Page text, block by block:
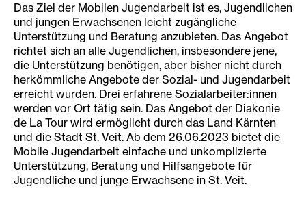
Das Ziel der Mobilen Jugendarbeit ist es, Jugendlichen
und jungen Erwachsenen leicht zugängliche
Unterstützung und Beratung anzubieten. Das Angebot
richtet sich an alle Jugendlichen, insbesondere jene,
die Unterstützung benötigen, aber bisher nicht durch
herkömmliche Angebote der Sozial- und Jugendarbeit
erreicht wurden. Drei erfahrene Sozialarbeiter:innen
werden vor Ort tätig sein. Das Angebot der Diakonie
de La Tour wird ermöglicht durch das Land Kärnten
und die Stadt St. Veit. Ab dem 26.06.2023 bietet die
Mobile Jugendarbeit einfache und unkomplizierte
Unterstützung, Beratung und Hilfsangebote für
Jugendliche und junge Erwachsene in St. Veit.